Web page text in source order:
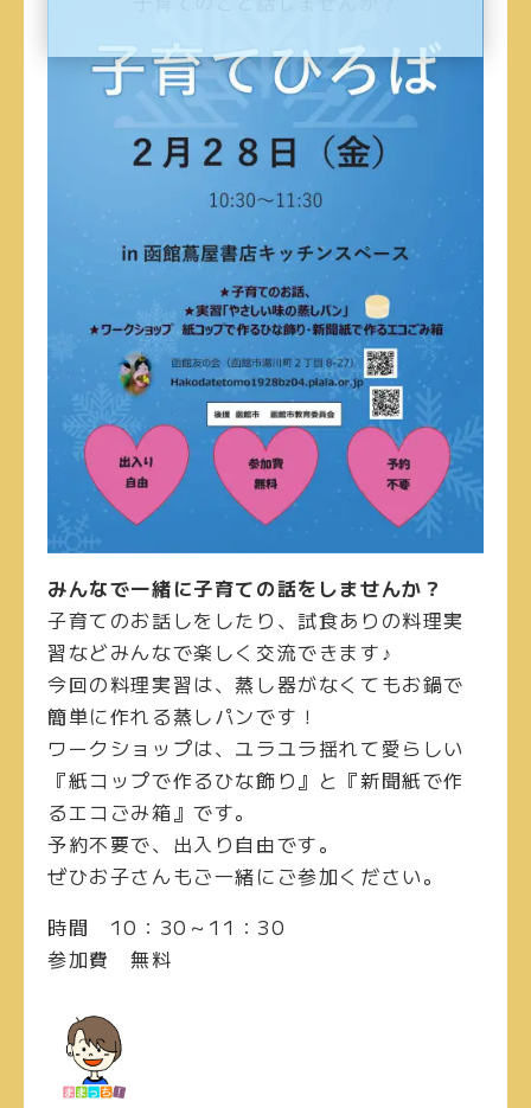
みんなで一緒に子育ての話をしませんか？
子育てのお話しをしたり、試食ありの料理実
習などみんなで楽しく交流できます♪
今回の料理実習は、蒸し器がなくてもお鍋で
簡単に作れる蒸しパンです！
ワークショップは、ユラユラ揺れて愛らしい
『紙コップで作るひな飾り』と『新聞紙で作
るエコごみ箱』です。
予約不要で、出入り自由です。
ぜひお子さんもご一緒にご参加ください。
時間 10：30～11：30
参加費
無料